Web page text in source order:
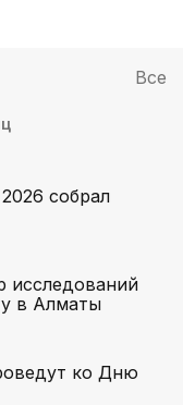
Все
собрал
исследований
в Алматы
ко Дню